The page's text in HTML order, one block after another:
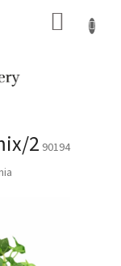
2 90194